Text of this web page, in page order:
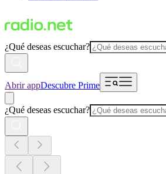
¿Qué deseas escuchar?
Abrir appDescubre Prime
¿Qué deseas escuchar?